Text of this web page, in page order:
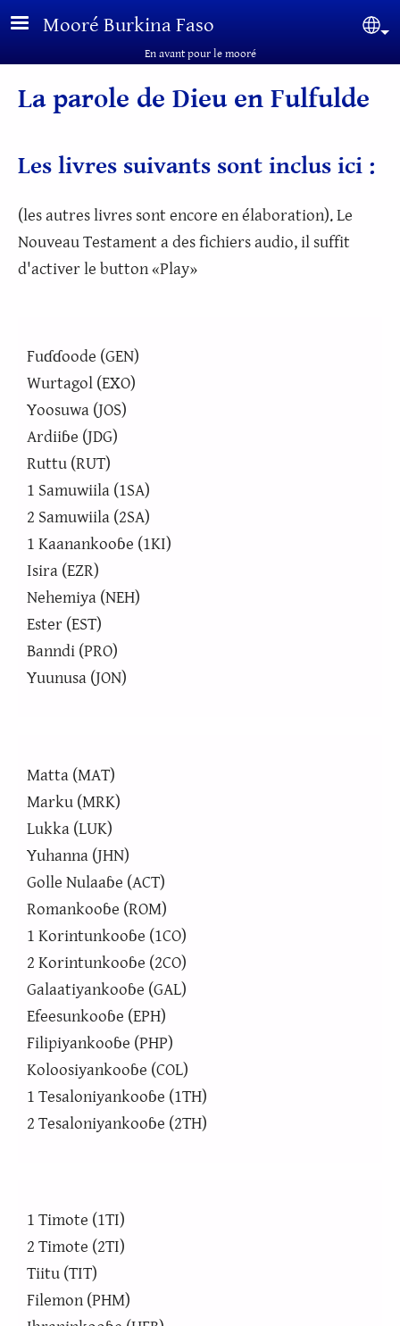
Aller au contenu principal
Mooré Burkina Faso
En avant pour le mooré
La parole de Dieu en Fulfulde
Les livres suivants sont inclus ici :
(les autres livres sont encore en élaboration). Le
Nouveau Testament a des fichiers audio, il suffit
d'activer le button «Play»
Fuɗɗoode (GEN)
Wurtagol (EXO)
Yoosuwa (JOS)
Ardiiɓe (JDG)
Ruttu (RUT)
1 Samuwiila (1SA)
2 Samuwiila (2SA)
1 Kaanankooɓe (1KI)
Isira (EZR)
Nehemiya (NEH)
Ester (EST)
Banndi (PRO)
Yuunusa (JON)
Matta (MAT)
Marku (MRK)
Lukka (LUK)
Yuhanna (JHN)
Golle Nulaaɓe (ACT)
Romankooɓe (ROM)
1 Korintunkooɓe (1CO)
2 Korintunkooɓe (2CO)
Galaatiyankooɓe (GAL)
Efeesunkooɓe (EPH)
Filipiyankooɓe (PHP)
Koloosiyankooɓe (COL)
1 Tesaloniyankooɓe (1TH)
2 Tesaloniyankooɓe (2TH)
1 Timote (1TI)
2 Timote (2TI)
Tiitu (TIT)
Filemon (PHM)